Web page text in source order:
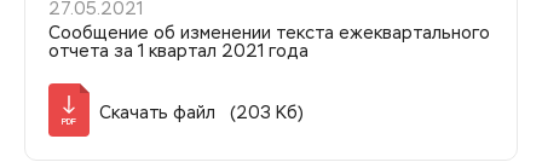
27.05.2021
Сообщение об изменении текста ежеквартального
отчета за 1 квартал 2021 года
PDF
Скачать файл (203 Кб)